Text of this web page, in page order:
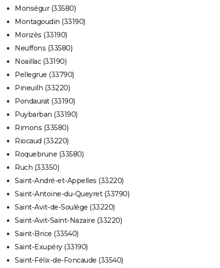
Monségur (33580)
Montagoudin (33190)
Morizès (33190)
Neuffons (33580)
Noaillac (33190)
Pellegrue (33790)
Pineuilh (33220)
Pondaurat (33190)
Puybarban (33190)
Rimons (33580)
Riocaud (33220)
Roquebrune (33580)
Ruch (33350)
Saint-André-et-Appelles (33220)
Saint-Antoine-du-Queyret (33790)
Saint-Avit-de-Soulège (33220)
Saint-Avit-Saint-Nazaire (33220)
Saint-Brice (33540)
Saint-Exupéry (33190)
Saint-Félix-de-Foncaude (33540)